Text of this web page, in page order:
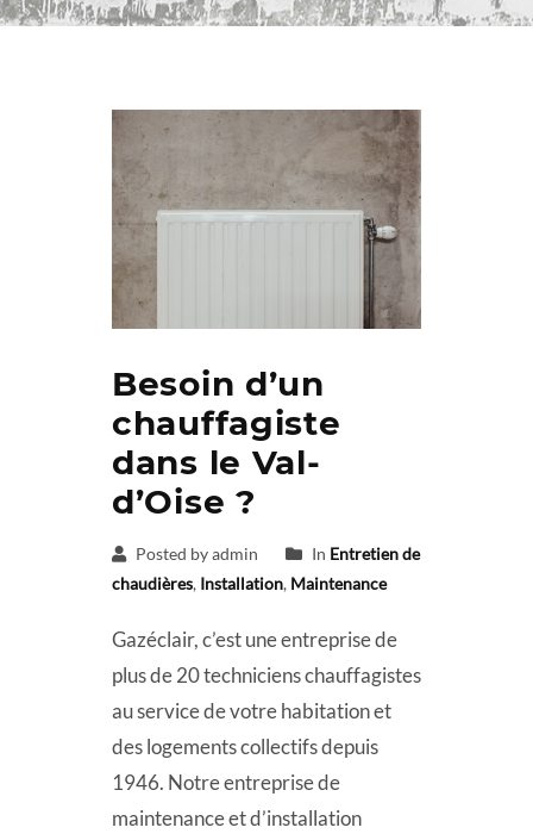
Besoin d’un
chauffagiste
dans le Val-
d’Oise ?
Posted by admin In Entretien de
chaudières, Installation, Maintenance
Gazéclair, c’est une entreprise de
plus de 20 techniciens chauffagistes
au service de votre habitation et
des logements collectifs depuis
1946. Notre entreprise de
maintenance et d’installation